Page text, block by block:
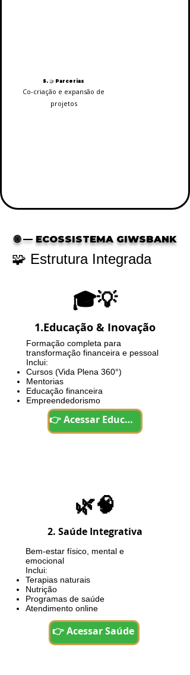
5. 🤝 Parcerias
Co-criação e expansão de
projetos
🌐 — ECOSSISTEMA GIWSBANK
🧩 Estrutura Integrada
🎓💡
1.Educação & Inovação
Formação completa para
transformação financeira e pessoal
Inclui:
Cursos (Vida Plena 360°)
Mentorias
Educação financeira
Empreendedorismo
👉 Acessar Educação
🌿🧠
2. Saúde Integrativa
Bem-estar físico, mental e
emocional
Inclui:
Terapias naturais
Nutrição
Programas de saúde
Atendimento online
👉 Acessar Saúde